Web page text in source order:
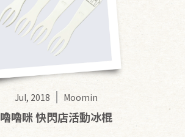
Jul, 2018 Moomin
嚕嚕咪 快閃店活動冰棍